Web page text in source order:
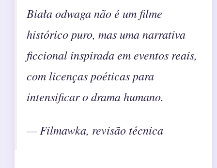
Biała odwaga não é um filme
histórico puro, mas uma narrativa
ficcional inspirada em eventos reais,
com licenças poéticas para
intensificar o drama humano.
— Filmawka, revisão técnica